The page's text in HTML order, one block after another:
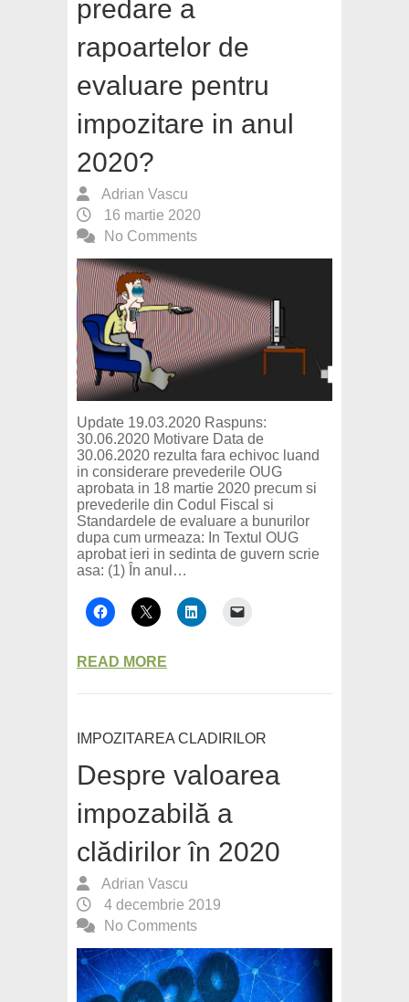
predare a
rapoartelor de
evaluare pentru
impozitare in anul
2020?
Adrian Vascu
16 martie 2020
No Comments
Update 19.03.2020 Raspuns:
30.06.2020 Motivare Data de
30.06.2020 rezulta fara echivoc luand
in considerare prevederile OUG
aprobata in 18 martie 2020 precum si
prevederile din Codul Fiscal si
Standardele de evaluare a bunurilor
dupa cum urmeaza: In Textul OUG
aprobat ieri in sedinta de guvern scrie
asa: (1) În anul…
READ MORE
IMPOZITAREA CLADIRILOR
Despre valoarea
impozabilă a
clădirilor în 2020
Adrian Vascu
4 decembrie 2019
No Comments